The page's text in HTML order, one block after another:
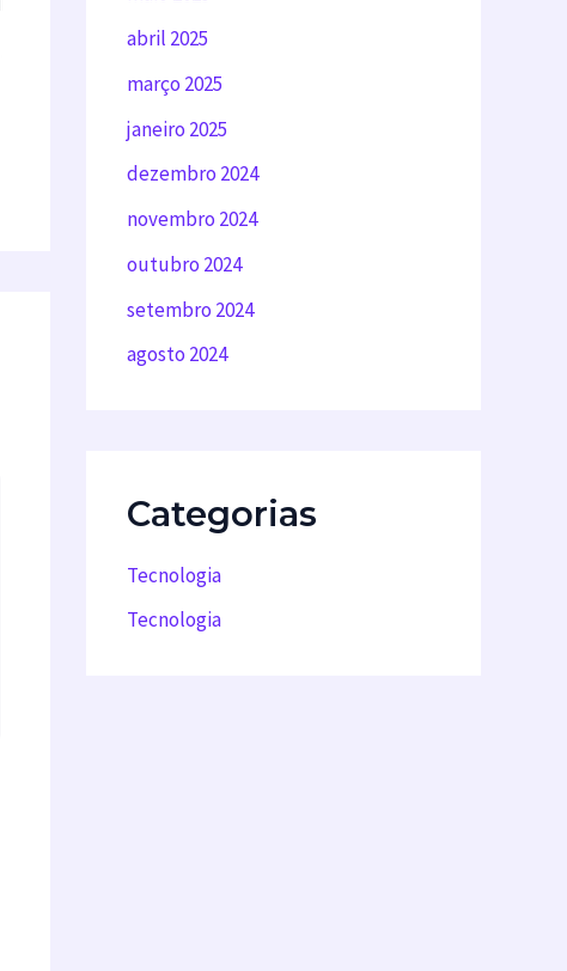
abril 2025
março 2025
janeiro 2025
dezembro 2024
novembro 2024
outubro 2024
setembro 2024
agosto 2024
Categorias
Tecnologia
Tecnologia